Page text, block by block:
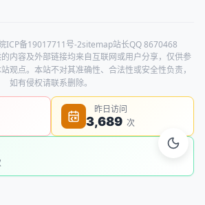
ICP备19017711号-2sitemap站长QQ 8670468
内容及外部链接均来自互联网或用户分享，仅供参
观点。本站不对其准确性、合法性或安全性负责，
如有侵权请联系删除。
昨日访问
3,689 次